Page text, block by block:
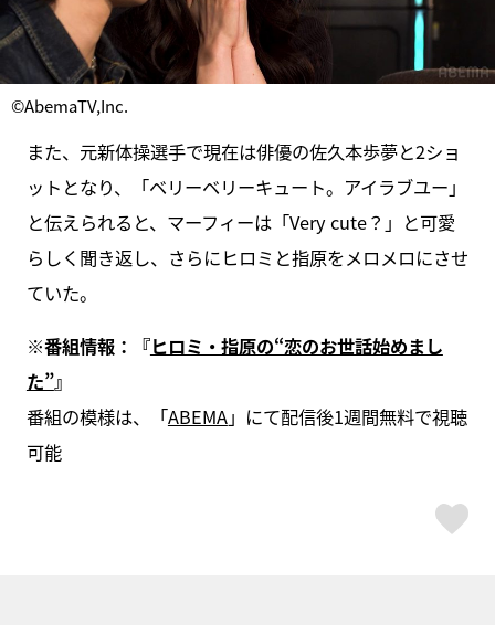
©AbemaTV,Inc.
また、元新体操選手で現在は俳優の佐久本歩夢と2ショ
ットとなり、「ベリーベリーキュート。アイラブユー」
と伝えられると、マーフィーは「Very cute？」と可愛
らしく聞き返し、さらにヒロミと指原をメロメロにさせ
ていた。
※番組情報：『ヒロミ・指原の“恋のお世話始めまし
た”』
番組の模様は、「ABEMA」にて配信後1週間無料で視聴
可能